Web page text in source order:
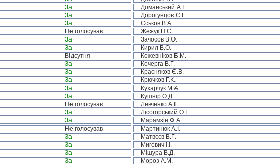
За Доманський А.І.
За Дорогунцов С.І.
За Єськов В.А.
Не голосував Жежук Н.С.
За Зачосов В.О.
За Кирил В.О.
Відсутня Кожевніков Б.М.
За Кочерга В.Г.
За Красняков Є.В.
За Крючков Г.К.
За Кухарчук М.А.
За Кушнір О.Д.
Не голосував Левченко А.І.
За Лісогорський О.І.
За Марамзін Ф.А.
Не голосував Мартинюк А.І.
За Матвєєв В.Г.
За Мигович І.І.
За Мішура В.Д.
За Мороз А.М.